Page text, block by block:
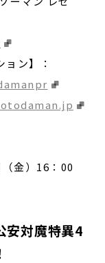
ン】：
金）16：00
安対魔特異4